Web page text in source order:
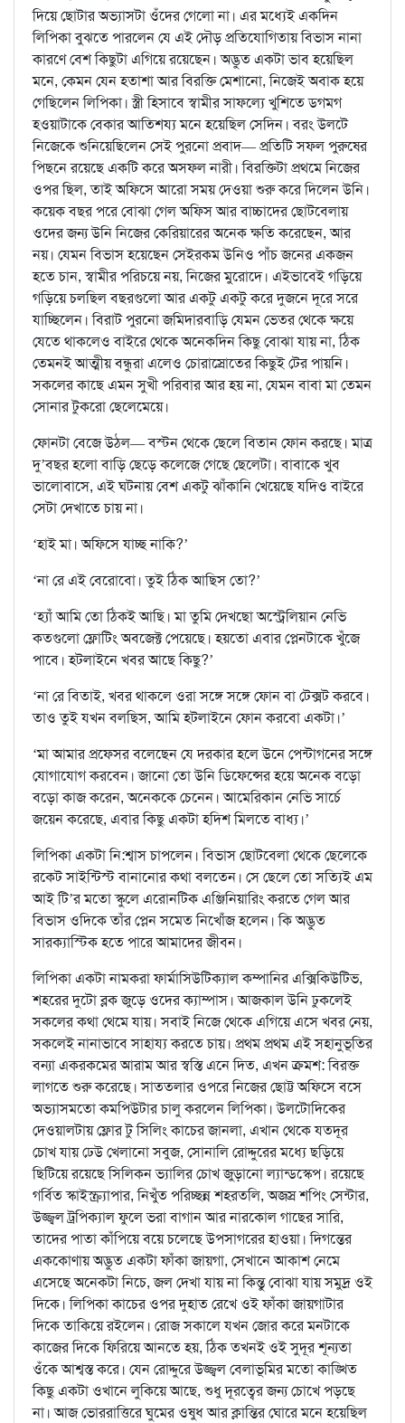
দিয়ে ছোটার অভ্যাসটা ওঁদের গেলো না। এর মধ্যেই একদিন
লিপিকা বুঝতে পারলেন যে এই দৌড় প্রতিযোগিতায় বিভাস নানা
কারণে বেশ কিছুটা এগিয়ে রয়েছেন। অদ্ভুত একটা ভাব হয়েছিল
মনে, কেমন যেন হতাশা আর বিরক্তি মেশানো, নিজেই অবাক হয়ে
গেছিলেন লিপিকা। স্ত্রী হিসাবে স্বামীর সাফল্যে খুশিতে ডগমগ
হওয়াটাকে বেকার আতিশয্য মনে হয়েছিল সেদিন। বরং উলটে
নিজেকে শুনিয়েছিলেন সেই পুরনো প্রবাদ— প্রতিটি সফল পুরুষের
পিছনে রয়েছে একটি করে অসফল নারী। বিরক্তিটা প্রথমে নিজের
ওপর ছিল, তাই অফিসে আরো সময় দেওয়া শুরু করে দিলেন উনি।
কয়েক বছর পরে বোঝা গেল অফিস আর বাচ্চাদের ছোটবেলায়
ওদের জন্য উনি নিজের কেরিয়ারের অনেক ক্ষতি করেছেন, আর
নয়। যেমন বিভাস হয়েছেন সেইরকম উনিও পাঁচ জনের একজন
হতে চান, স্বামীর পরিচয়ে নয়, নিজের মুরোদে। এইভাবেই গড়িয়ে
গড়িয়ে চলছিল বছরগুলো আর একটু একটু করে দুজনে দূরে সরে
যাচ্ছিলেন। বিরাট পুরনো জমিদারবাড়ি যেমন ভেতর থেকে ক্ষয়ে
যেতে থাকলেও বাইরে থেকে অনেকদিন কিছু বোঝা যায় না, ঠিক
তেমনই আত্মীয় বন্ধুরা এলেও চোরাস্রোতের কিছুই টের পায়নি।
সকলের কাছে এমন সুখী পরিবার আর হয় না, যেমন বাবা মা তেমন
সোনার টুকরো ছেলেমেয়ে।
ফোনটা বেজে উঠল— বস্টন থেকে ছেলে বিতান ফোন করছে। মাত্র
দু’বছর হলো বাড়ি ছেড়ে কলেজে গেছে ছেলেটা। বাবাকে খুব
ভালোবাসে, এই ঘটনায় বেশ একটু ঝাঁকানি খেয়েছে যদিও বাইরে
সেটা দেখাতে চায় না।
‘হাই মা। অফিসে যাচ্ছ নাকি?’
‘না রে এই বেরোবো। তুই ঠিক আছিস তো?’
‘হ্যাঁ আমি তো ঠিকই আছি। মা তুমি দেখছো অস্ট্রেলিয়ান নেভি
কতগুলো ফ্লোটিং অবজেক্ট পেয়েছে। হয়তো এবার প্লেনটাকে খুঁজে
পাবে। হটলাইনে খবর আছে কিছু?’
‘না রে বিতাই, খবর থাকলে ওরা সঙ্গে সঙ্গে ফোন বা টেক্সট করবে।
তাও তুই যখন বলছিস, আমি হটলাইনে ফোন করবো একটা।’
‘মা আমার প্রফেসর বলেছেন যে দরকার হলে উনে পেন্টাগনের সঙ্গে
যোগাযোগ করবেন। জানো তো উনি ডিফেন্সের হয়ে অনেক বড়ো
বড়ো কাজ করেন, অনেককে চেনেন। আমেরিকান নেভি সার্চে
জয়েন করেছে, এবার কিছু একটা হদিশ মিলতে বাধ্য।’
লিপিকা একটা নি:শ্বাস চাপলেন। বিভাস ছোটবেলা থেকে ছেলেকে
রকেট সাইন্টিস্ট বানানোর কথা বলতেন। সে ছেলে তো সত্যিই এম
আই টি’র মতো স্কুলে এরোনটিক এঞ্জিনিয়ারিং করতে গেল আর
বিভাস ওদিকে তাঁর প্লেন সমেত নিখোঁজ হলেন। কি অদ্ভুত
সারক্যাস্টিক হতে পারে আমাদের জীবন।
লিপিকা একটা নামকরা ফার্মাসিউটিক্যাল কম্পানির এক্সিকিউটিভ,
শহরের দুটো ব্লক জুড়ে ওদের ক্যাম্পাস। আজকাল উনি ঢুকলেই
সকলের কথা থেমে যায়। সবাই নিজে থেকে এগিয়ে এসে খবর নেয়,
সকলেই নানাভাবে সাহায্য করতে চায়। প্রথম প্রথম এই সহানুভূতির
বন্যা একরকমের আরাম আর স্বস্তি এনে দিত, এখন ক্রমশ: বিরক্ত
লাগতে শুরু করেছে। সাততলার ওপরে নিজের ছোট্ট অফিসে বসে
অভ্যাসমতো কমপিউটার চালু করলেন লিপিকা। উলটোদিকের
দেওয়ালটায় ফ্লোর টু সিলিং কাচের জানলা, এখান থেকে যতদূর
চোখ যায় ঢেউ খেলানো সবুজ, সোনালি রোদ্দুরের মধ্যে ছড়িয়ে
ছিটিয়ে রয়েছে সিলিকন ভ্যালির চোখ জুড়ানো ল্যান্ডস্কেপ। রয়েছে
গর্বিত স্কাইস্ক্র্যাপার, নিখুঁত পরিচ্ছন্ন শহরতলি, অজস্র শপিং সেন্টার,
উজ্জ্বল ট্রপিক্যাল ফুলে ভরা বাগান আর নারকোল গাছের সারি,
তাদের পাতা কাঁপিয়ে বয়ে চলেছে উপসাগরের হাওয়া। দিগন্তের
এককোণায় অদ্ভুত একটা ফাঁকা জায়গা, সেখানে আকাশ নেমে
এসেছে অনেকটা নিচে, জল দেখা যায় না কিন্তু বোঝা যায় সমুদ্র ওই
দিকে। লিপিকা কাচের ওপর দুহাত রেখে ওই ফাঁকা জায়গাটার
দিকে তাকিয়ে রইলেন। রোজ সকালে যখন জোর করে মনটাকে
কাজের দিকে ফিরিয়ে আনতে হয়, ঠিক তখনই ওই সুদূর শূন্যতা
ওঁকে আশ্বস্ত করে। যেন রোদ্দুরে উজ্জ্বল বেলাভূমির মতো কাঙ্খিত
কিছু একটা ওখানে লুকিয়ে আছে, শুধু দূরত্বের জন্য চোখে পড়ছে
না। আজ ভোররাত্তিরে ঘুমের ওষুধ আর ক্লান্তির ঘোরে মনে হয়েছিল